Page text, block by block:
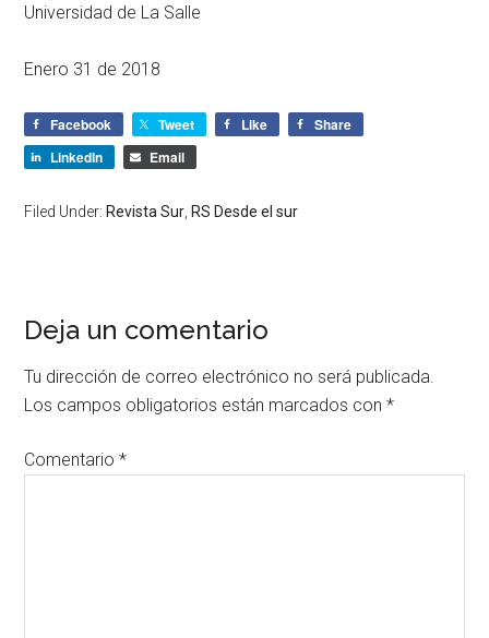
Universidad de La Salle
Enero 31 de 2018
Facebook Tweet Like
Share
LinkedIn
Email
Filed Under: Revista Sur RS Desde el sur
Deja un comentario
Tu dirección de correo electrónico no será publicada.
Los campos obligatorios están marcados con*
Comentario*